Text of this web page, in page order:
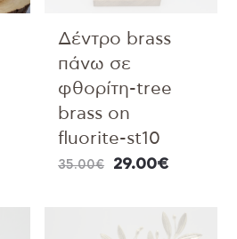
Δέντρο brass
πάνω σε
φθορίτη-tree
brass on
fluorite-st10
35.00€ 29.00€